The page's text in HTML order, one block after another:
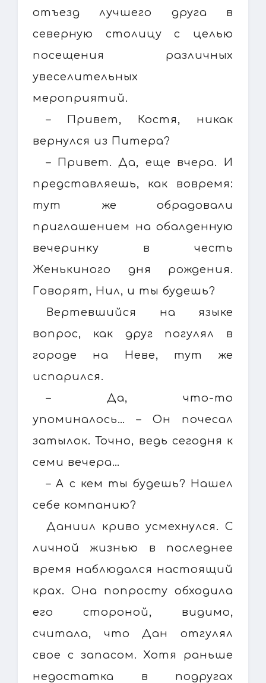
отъезд лучшего друга в
северную столицу с целью
посещения различных
увеселительных
мероприятий.
– Привет, Костя, никак
вернулся из Питера?
– Привет. Да, еще вчера. И
представляешь, как вовремя:
тут же обрадовали
приглашением на обалденную
вечеринку в честь
Женькиного дня рождения.
Говорят, Нил, и ты будешь?
Вертевшийся на языке
вопрос, как друг погулял в
городе на Неве, тут же
испарился.
– Да, что-то
упоминалось… – Он почесал
затылок. Точно, ведь сегодня к
семи вечера…
– А с кем ты будешь? Нашел
себе компанию?
Даниил криво усмехнулся. С
личной жизнью в последнее
время наблюдался настоящий
крах. Она попросту обходила
его стороной, видимо,
считала, что Дан отгулял
свое с запасом. Хотя раньше
недостатка в подругах